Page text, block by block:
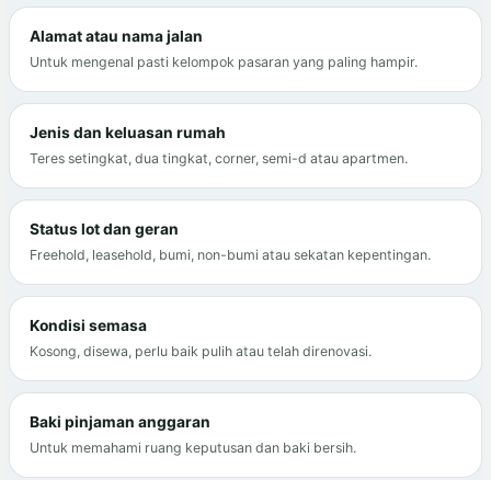
Alamat atau nama jalan
Untuk mengenal pasti kelompok pasaran yang paling hampir.
Jenis dan keluasan rumah
Teres setingkat, dua tingkat, corner, semi-d atau apartmen.
Status lot dan geran
Freehold, leasehold, bumi, non-bumi atau sekatan kepentingan.
Kondisi semasa
Kosong, disewa, perlu baik pulih atau telah direnovasi.
Baki pinjaman anggaran
Untuk memahami ruang keputusan dan baki bersih.